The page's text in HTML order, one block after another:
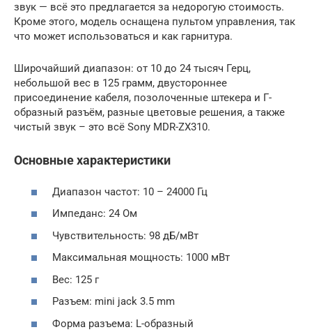
звук — всё это предлагается за недорогую стоимость.
Кроме этого, модель оснащена пультом управления, так
что может использоваться и как гарнитура.
Широчайший диапазон: от 10 до 24 тысяч Герц,
небольшой вес в 125 грамм, двустороннее
присоединение кабеля, позолоченные штекера и Г-
образный разъём, разные цветовые решения, а также
чистый звук – это всё Sony MDR-ZX310.
Основные характеристики
Диапазон частот: 10 – 24000 Гц
Импеданс: 24 Ом
Чувствительность: 98 дБ/мВт
Максимальная мощность: 1000 мВт
Вес: 125 г
Разъем: mini jack 3.5 mm
Форма разъема: L-образный